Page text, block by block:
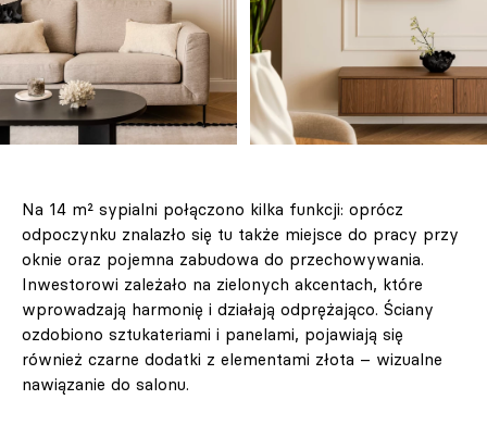
Na 14 m² sypialni połączono kilka funkcji: oprócz
odpoczynku znalazło się tu także miejsce do pracy przy
oknie oraz pojemna zabudowa do przechowywania.
Inwestorowi zależało na zielonych akcentach, które
wprowadzają harmonię i działają odprężająco. Ściany
ozdobiono sztukateriami i panelami, pojawiają się
również czarne dodatki z elementami złota – wizualne
nawiązanie do salonu.